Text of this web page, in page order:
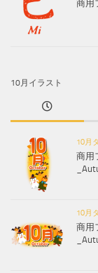
商用
10月イラスト
10月
商用
10月
商用